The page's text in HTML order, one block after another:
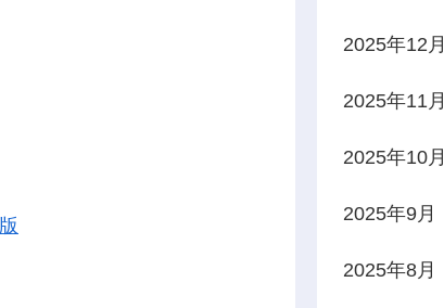
2025年12月
2025年11月
2025年10月
2025年9月
2025年8月